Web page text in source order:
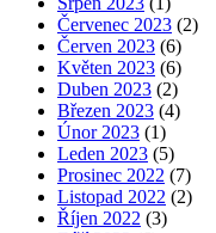
Červenec 2023 (2)
Červen 2023 (6)
Květen 2023 (6)
Duben 2023 (2)
Březen 2023 (4)
Únor 2023 (1)
Leden 2023 (5)
Prosinec 2022 (7)
Listopad 2022 (2)
Říjen 2022 (3)